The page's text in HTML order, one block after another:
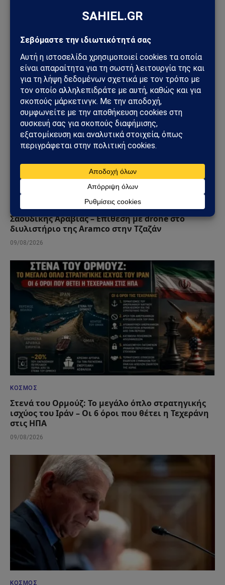
ΔΕΙΤΕ ΕΠΙΣΗΣ →
ΚΌΣΜΟΣ
Χούθι χτύπησαν την ενεργειακή καρδιά της
Σαουδικής Αραβίας – Επίθεση με drone στο
διυλιστήριο της Aramco στην Τζαζάν
09/08/2026
ΚΌΣΜΟΣ
Στενά του Ορμούζ: Το μεγάλο όπλο στρατηγικής
ισχύος του Ιράν – Οι 6 όροι που θέτει η Τεχεράνη
στις ΗΠΑ
09/08/2026
ΚΌΣΜΟΣ